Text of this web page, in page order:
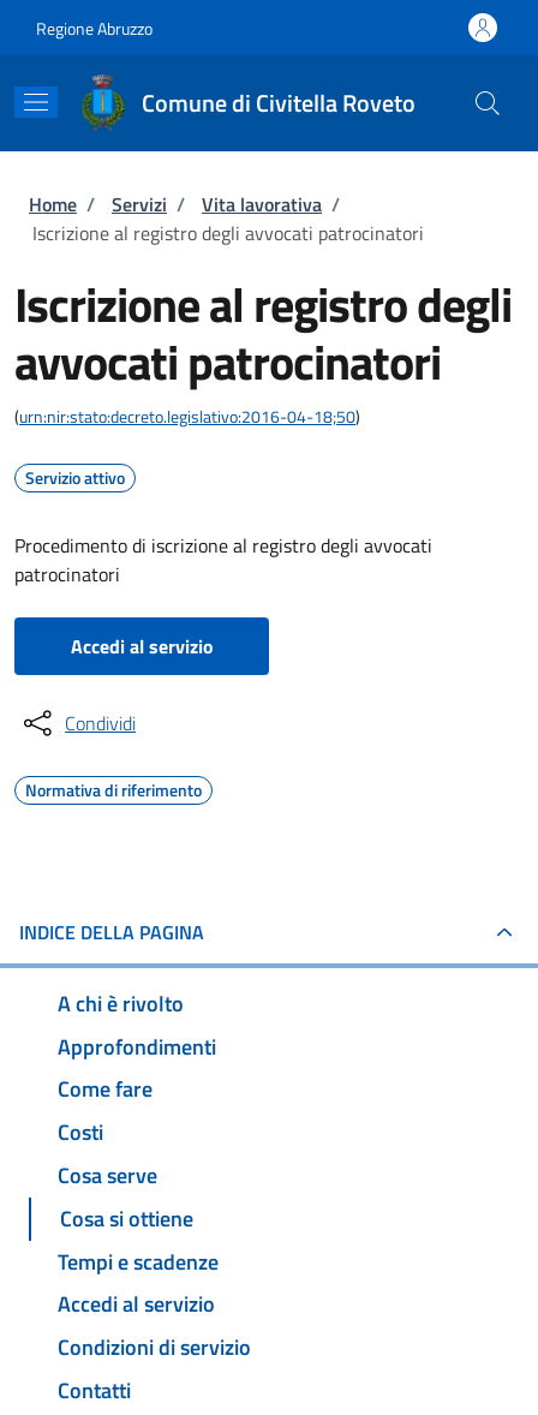
Regione Abruzzo
Comune di Civitella Roveto
Briciole di pane
Home / Servizi / Vita lavorativa /
Iscrizione al registro degli avvocati patrocinatori
Iscrizione al registro degli
avvocati patrocinatori
(urn:nir:stato:decreto.legislativo:2016-04-18;50)
Servizio attivo
Procedimento di iscrizione al registro degli avvocati
patrocinatori
Accedi al servizio
Condividi
Normativa di riferimento
INDICE DELLA PAGINA
A chi è rivolto
Approfondimenti
Come fare
Costi
Cosa serve
Cosa si ottiene
Tempi e scadenze
Accedi al servizio
Condizioni di servizio
Contatti